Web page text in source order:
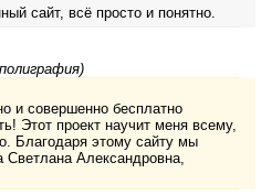
сайт, всё просто и понятно.
и совершенно бесплатно
Этот проект научит меня всему,
Благодаря этому сайту мы
Александровна,